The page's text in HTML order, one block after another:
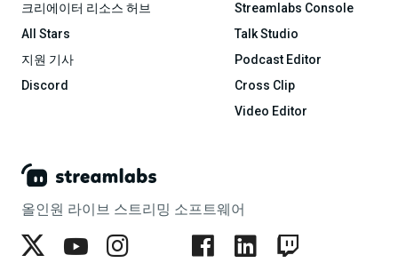
올인원 라이브 스트리밍 소프트웨어
크리에이터 리소스 허브
All Stars
지원 기사
Discord
Streamlabs Console
Talk Studio
Podcast Editor
Cross Clip
Video Editor